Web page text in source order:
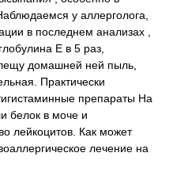
у аллерголога,
в последнем анализах ,
E в 5 раз,
домашней ней пыль,
Практически
препараты На
белок в моче и
лейкоцитов. Как может
лечение на